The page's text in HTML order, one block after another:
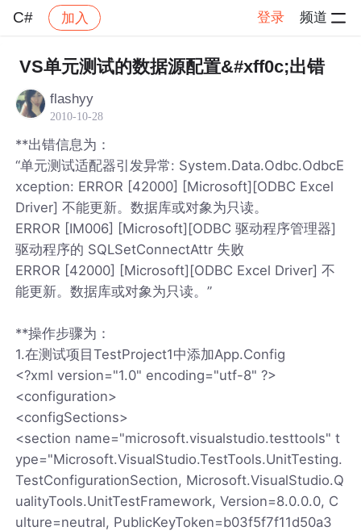
C# 加入 登录 频道
社区 C# 帖子详情
VS单元测试的数据源配置&#xff0c;出错
flashyy
2010-10-28
**出错信息为：
“单元测试适配器引发异常: System.Data.Odbc.OdbcE
xception: ERROR [42000] [Microsoft][ODBC Excel
Driver] 不能更新。数据库或对象为只读。
ERROR [IM006] [Microsoft][ODBC 驱动程序管理器]
驱动程序的 SQLSetConnectAttr 失败
ERROR [42000] [Microsoft][ODBC Excel Driver] 不
能更新。数据库或对象为只读。”
**操作步骤为：
1.在测试项目TestProject1中添加App.Config
<?xml version="1.0" encoding="utf-8" ?>
<configuration>
<configSections>
<section name="microsoft.visualstudio.testtools" t
ype="Microsoft.VisualStudio.TestTools.UnitTesting.
TestConfigurationSection, Microsoft.VisualStudio.Q
ualityTools.UnitTestFramework, Version=8.0.0.0, C
ulture=neutral, PublicKeyToken=b03f5f7f11d50a3